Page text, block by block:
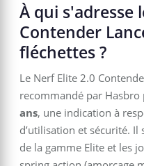
À qui s'adresse
Contender
fléchettes ?
Le Nerf Elite 2.0
recommandé par
ans, une indication à
d’utilisation et sécurité. Il
de la gamme Elite et les